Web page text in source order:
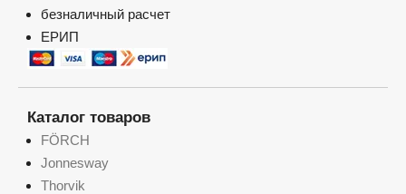
безналичный расчет
ЕРИП
Каталог товаров
FÖRCH
Jonnesway
Thorvik